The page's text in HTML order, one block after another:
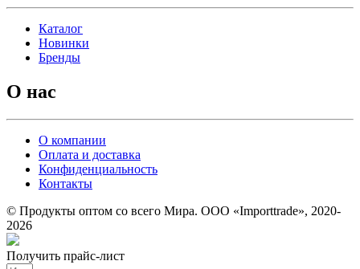
Каталог
Новинки
Бренды
О нас
О компании
Оплата и доставка
Конфиденциальность
Контакты
© Продукты оптом со всего Мира. ООО «Importtrade», 2020-
2026
Получить прайс-лист